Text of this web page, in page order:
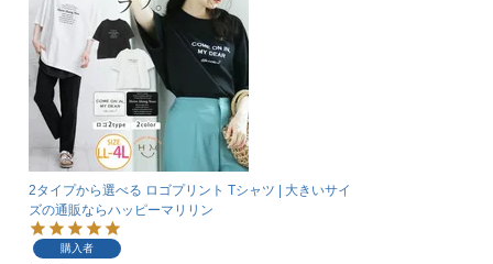
2タイプから選べる ロゴプリント Tシャツ | 大きいサイ
ズの通販ならハッピーマリリン
購入者